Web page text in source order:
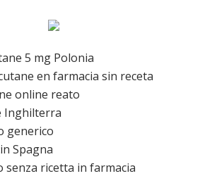
5 mg Polonia
en farmacia sin receta
online reato
Inghilterra
generico
Spagna
senza ricetta in farmacia